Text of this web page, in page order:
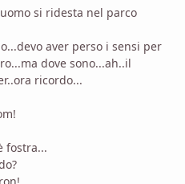
si ridesta nel parco
aver perso i sensi per
dove sono...ah..il
ricordo...
fostra...